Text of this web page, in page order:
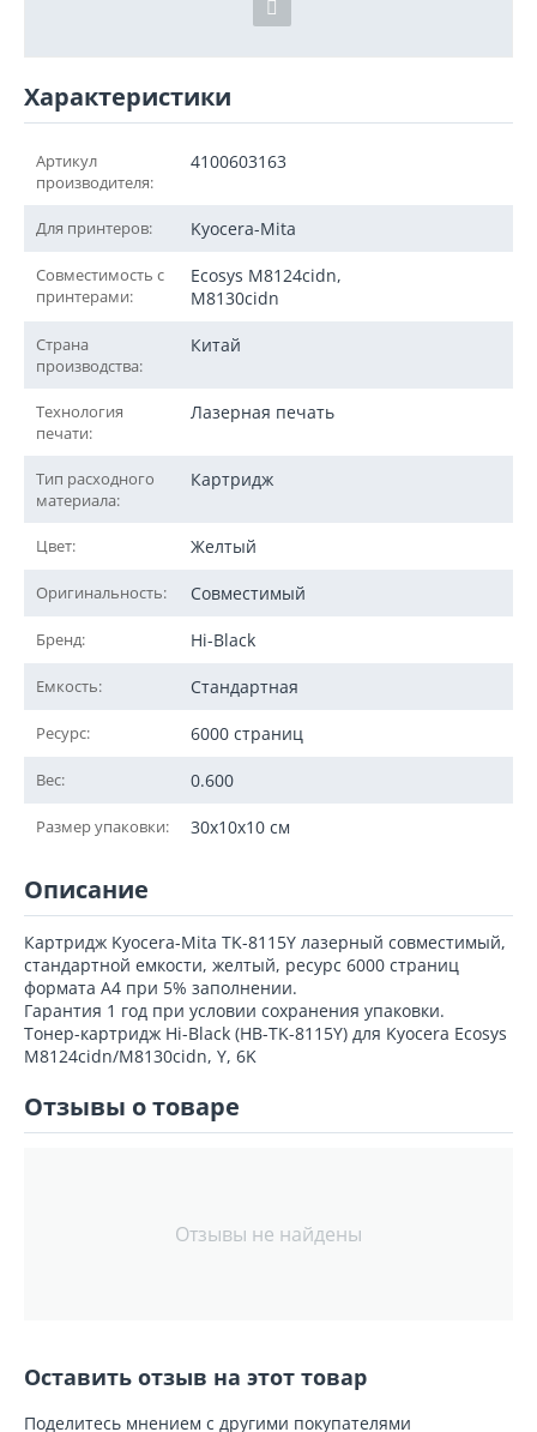
Характеристики
Артикул
производителя:
4100603163
Для принтеров: Kyocera-Mita
Совместимость с
принтерами:
Ecosys M8124cidn,
M8130cidn
Страна
производства:
Китай
Технология
печати:
Лазерная печать
Тип расходного
материала:
Картридж
Цвет: Желтый
Оригинальность: Совместимый
Бренд: Hi-Black
Емкость: Стандартная
Ресурс: 6000 страниц
Вес: 0.600
Размер упаковки: 30x10x10 см
Описание
Картридж Kyocera-Mita TK-8115Y лазерный совместимый,
стандартной емкости, желтый, ресурс 6000 страниц
формата А4 при 5% заполнении.
Гарантия 1 год при условии сохранения упаковки.
Тонер-картридж Hi-Black (HB-TK-8115Y) для Kyocera Ecosys
M8124cidn/M8130cidn, Y, 6K
Отзывы о товаре
Отзывы не найдены
Оставить отзыв на этот товар
Поделитесь мнением с другими покупателями